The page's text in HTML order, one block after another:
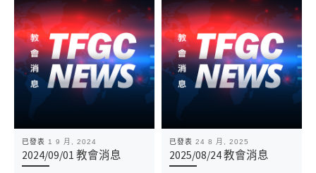
已發表 1 9 月, 2024
2024/09/01 教會消息
已發表24 8 月, 2025
2025/08/24 教會消息